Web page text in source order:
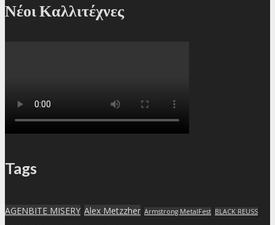
Νέοι Καλλιτέχνες
Tags
AGENBITE MISERY Alex Metzzher Armstrong MetalFest BLACK REUSS